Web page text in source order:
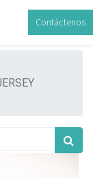
Contáctenos